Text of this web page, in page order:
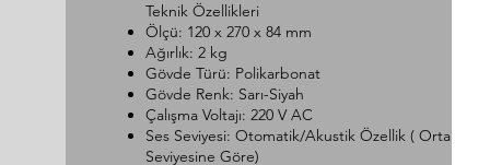
Teknik Özellikleri
Ölçü: 120 x 270 x 84 mm
Ağırlık: 2 kg
Gövde Türü: Polikarbonat
Gövde Renk: Sarı-Siyah
Çalışma Voltajı: 220 V AC
Ses Seviyesi: Otomatik/Akustik Özellik ( Ortam
Seviyesine Göre)